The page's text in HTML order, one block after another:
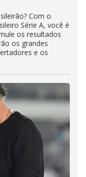
Com o
Série A, você é
os resultados
os grandes
e os